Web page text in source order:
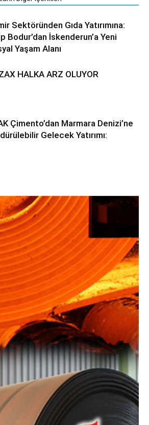
Sektöründen Gıda Yatırımına:
Bodur’dan İskenderun’a Yeni
Yaşam Alanı
HALKA ARZ OLUYOR
Çimento’dan Marmara Denizi’ne
Gelecek Yatırımı: